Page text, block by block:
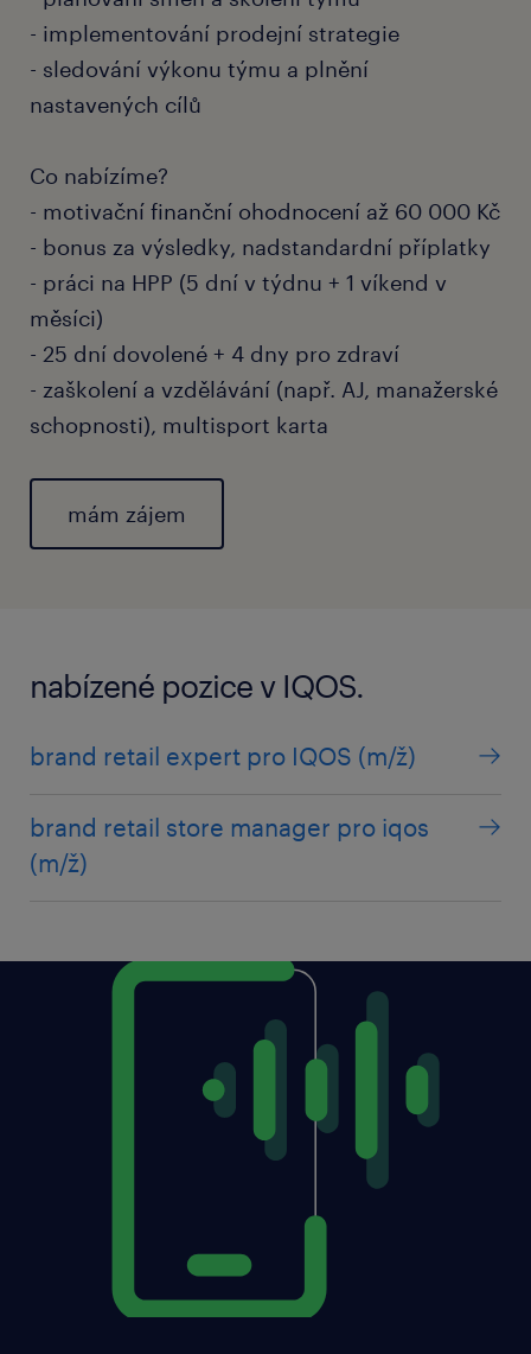
- implementování prodejní strategie
- sledování výkonu týmu a plnění
nastavených cílů
Co nabízíme?
- motivační finanční ohodnocení až 60 000 Kč
- bonus za výsledky, nadstandardní příplatky
- práci na HPP (5 dní v týdnu + 1 víkend v
měsíci)
- 25 dní dovolené + 4 dny pro zdraví
- zaškolení a vzdělávání (např. AJ, manažerské
schopnosti), multisport karta
mám zájem
nabízené pozice v IQOS.
brand retail expert pro IQOS (m/ž)
brand retail store manager pro iqos
(m/ž)